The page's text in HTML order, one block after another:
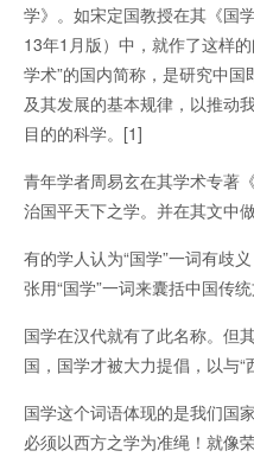
学》。如宋定国教授在其《国
13年1月版）中，就作了这样的
学术”的国内简称，是研究中
及其发展的基本规律，以推动
目的的科学。[1]
青年学者周易玄在其学术专著
治国平天下之学。并在其文中
有的学人认为“国学”一词有歧
张用“国学”一词来囊括中国传统
国学在汉代就有了此名称。但
国，国学才被大力提倡，以与“
国学这个词语体现的是我们国
必须以西方之学为准绳！就像